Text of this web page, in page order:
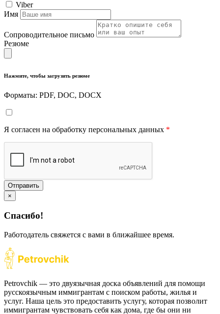
Viber
Имя
Сопроводительное письмо
Резюме
Нажмите, чтобы загрузить резюме
Форматы: PDF, DOC, DOCX
Я согласен на обработку персональных данных *
Отправить
×
Спасибо!
Работодатель свяжется с вами в ближайшее время.
Petrovchik — это двуязычная доска объявлений для помощи
русскоязычным иммигрантам с поиском работы, жилья и
услуг. Наша цель это предоставить услугу, которая позволит
иммигрантам чувствовать себя как дома, где бы они ни